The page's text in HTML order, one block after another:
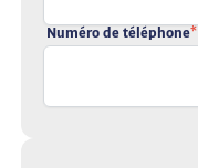
Numéro de téléphone*